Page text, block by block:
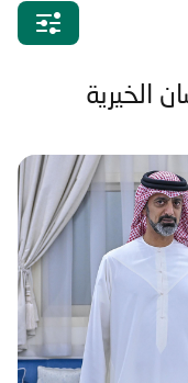
الخيرية